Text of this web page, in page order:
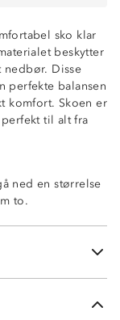
sko klar
beskytter
Disse
perfekte balansen
komfort. Skoen er
til alt fra
ned en størrelse
to.